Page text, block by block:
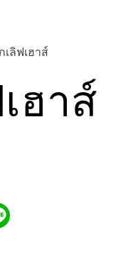
เลิฟเฮาส์
ฮาส์